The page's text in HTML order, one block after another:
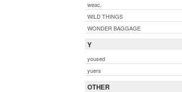
weac.
WILD THINGS
WONDER BAGGAGE
Y
yoused
yuers
OTHER